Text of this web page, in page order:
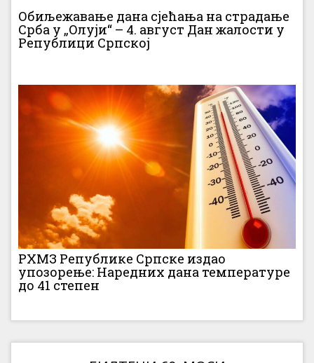
Обиљежавање дана сјећања на страдање
Срба у „Олуји“ – 4. август Дан жалости у
Републици Српској
РХМЗ Републике Српске издао
упозорење: Наредних дана температуре
до 41 степен